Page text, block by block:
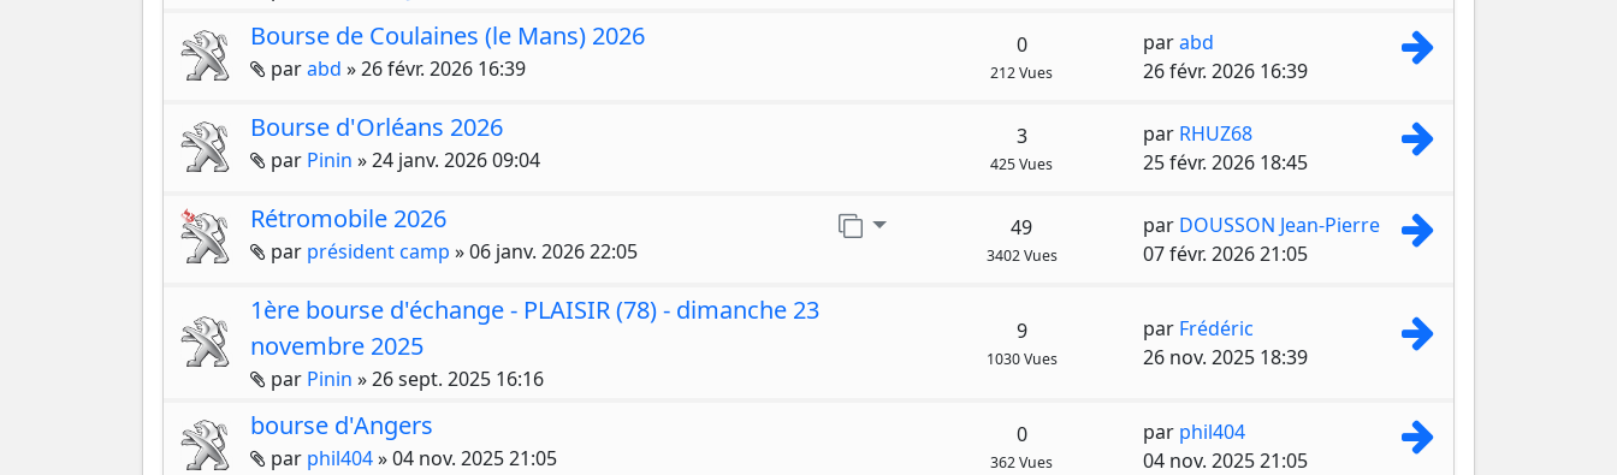
Bourse de Coulaines (le Mans) 2026
Pièces jointes
parabd »26 févr. 2026 16:39
0
212 Vues
parabd
Consulter le
26 févr. 2026 16:39
Bourse d'Orléans 2026
Pièces jointes
par Pinin »24 janv. 2026 09:04
3
425 Vues
par RHUZ68
Consulter le
25 févr. 2026 18:45
Aller sur la page
Rétromobile 2026
Pièces jointes
par président camp »06 janv. 2026 22:05
49
3402 Vues
par DOUSSON Jean-Pierre
Consulter le
07 févr. 2026 21:05
1ère bourse d'échange - PLAISIR (78) - dimanche 23
novembre 2025
Pièces jointes
par Pinin »26 sept. 2025 16:16
9
1030 Vues
par Frédéric
Consulter le
26 nov. 2025 18:39
bourse d'Angers
Pièces jointes
par phil404»04 nov. 2025 21:05
0
362 Vues
par phil404
Consulter le
04 nov. 2025 21:05